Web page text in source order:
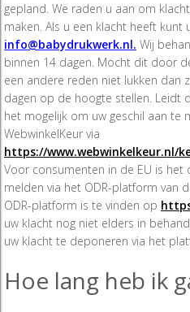
gepland. We raden u aan om
maken. Als u een klacht heeft kunt
info@babydrukwerk.nl. Wij
binnen 14 dagen. Mocht dit door
een andere reden niet lukken dan
dagen op de hoogte stellen. Leidt
het mogelijk om uw geschil aan te
WebwinkelKeur via
https://www.webwinkelkeur.nl/
Voor consumenten in de EU is
melden via het ODR-platform van
ODR-platform is te vinden op
uw klacht nog niet elders in
uw klacht te deponeren via het
Hoe lang heb ik